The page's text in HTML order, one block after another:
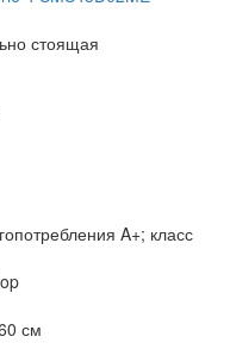
стоящая
A+; класс
см